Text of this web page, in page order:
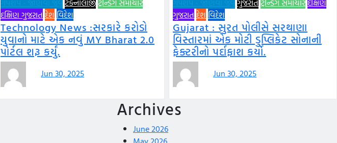
દક્ષિણ ગુજરાત દેશ વિદેશ
Technology News :સરકારે કરોડો
યુવાનો માટે એક નવું MY Bharat 2.0
પોર્ટલ શરૂ કર્યું.
Jun 30, 2025
ગુજરાત દેશ વિદેશ
Gujarat : સુરત પોલીસે સરથાણા
વિસ્તારમાં એક મોટી ડુપ્લિકેટ સોનાની
ફેક્ટરીનો પર્દાફાશ કર્યો.
Jun 30, 2025
Archives
June 2026